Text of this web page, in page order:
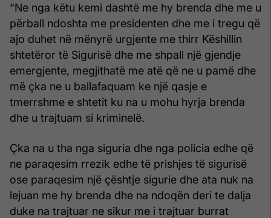
“Ne nga këtu kemi dashtë me hy brenda dhe me u
përball ndoshta me presidenten dhe me i tregu që
ajo duhet në mënyrë urgjente me thirr Këshillin
shtetëror të Sigurisë dhe me shpall një gjendje
emergjente, megjithatë me atë që ne u pamë dhe
më çka ne u ballafaquam ke një qasje e
tmerrshme e shtetit ku na u mohu hyrja brenda
dhe u trajtuam si kriminelë.
Çka na u tha nga siguria dhe nga policia edhe që
ne paraqesim rrezik edhe të prishjes të sigurisë
ose paraqesim një çështje sigurie dhe ata nuk na
lejuan me hy brenda dhe na ndoqën deri te dalja
duke na trajtuar ne sikur me i trajtuar burrat